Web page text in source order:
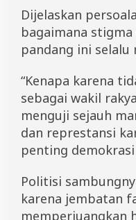
Dijelaskan
bagaimana
pandang ini
“Kenapa karena
sebagai wakil
menguji sejauh
dan represtansi
penting
Politisi
karena jembatan
memperjuangkan